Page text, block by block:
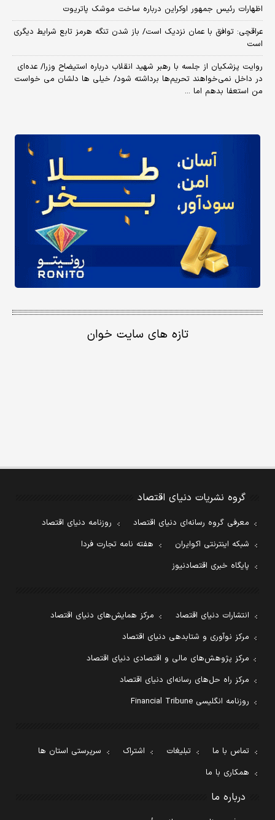
اظهارات رئیس جمهور اوکراین درباره ساخت موشک پاتریوت
عراقچی: توافق با عمان نزدیک است/ باز شدن تنگه هرمز تابع شرایط دیگری
است
روایت پزشکیان از جلسه با رهبر شهید انقلاب درباره استیضاح وزرا/ عده‌ای
در داخل نمی‌خواهند تحریم‌ها برداشته شود/ خیلی ها دلشان می خواست
من استعفا بدهم اما ...
تازه های سایت خوان
گروه نشریات دنیای اقتصاد
معرفی گروه رسانه‌ای دنیای اقتصاد
روزنامه دنیای اقتصاد
شبکه اینترنتی اکوایران
هفته نامه تجارت فردا
پایگاه خبری اقتصادنیوز
انتشارات دنیای اقتصاد
مرکز همایش‌های دنیای اقتصاد
مرکز نوآوری و شتابدهی دنیای اقتصاد
مرکز پژوهش‌های مالی و اقتصادی دنیای اقتصاد
مرکز راه حل‌های رسانه‌ای دنیای اقتصاد
روزنامه انگلیسی Financial Tribune
تماس با ما تبلیغات اشتراک
سرپرستی استان ها
همکاری با ما
درباره ما